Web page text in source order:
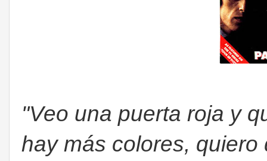
"Veo una puerta roja y
hay más colores,